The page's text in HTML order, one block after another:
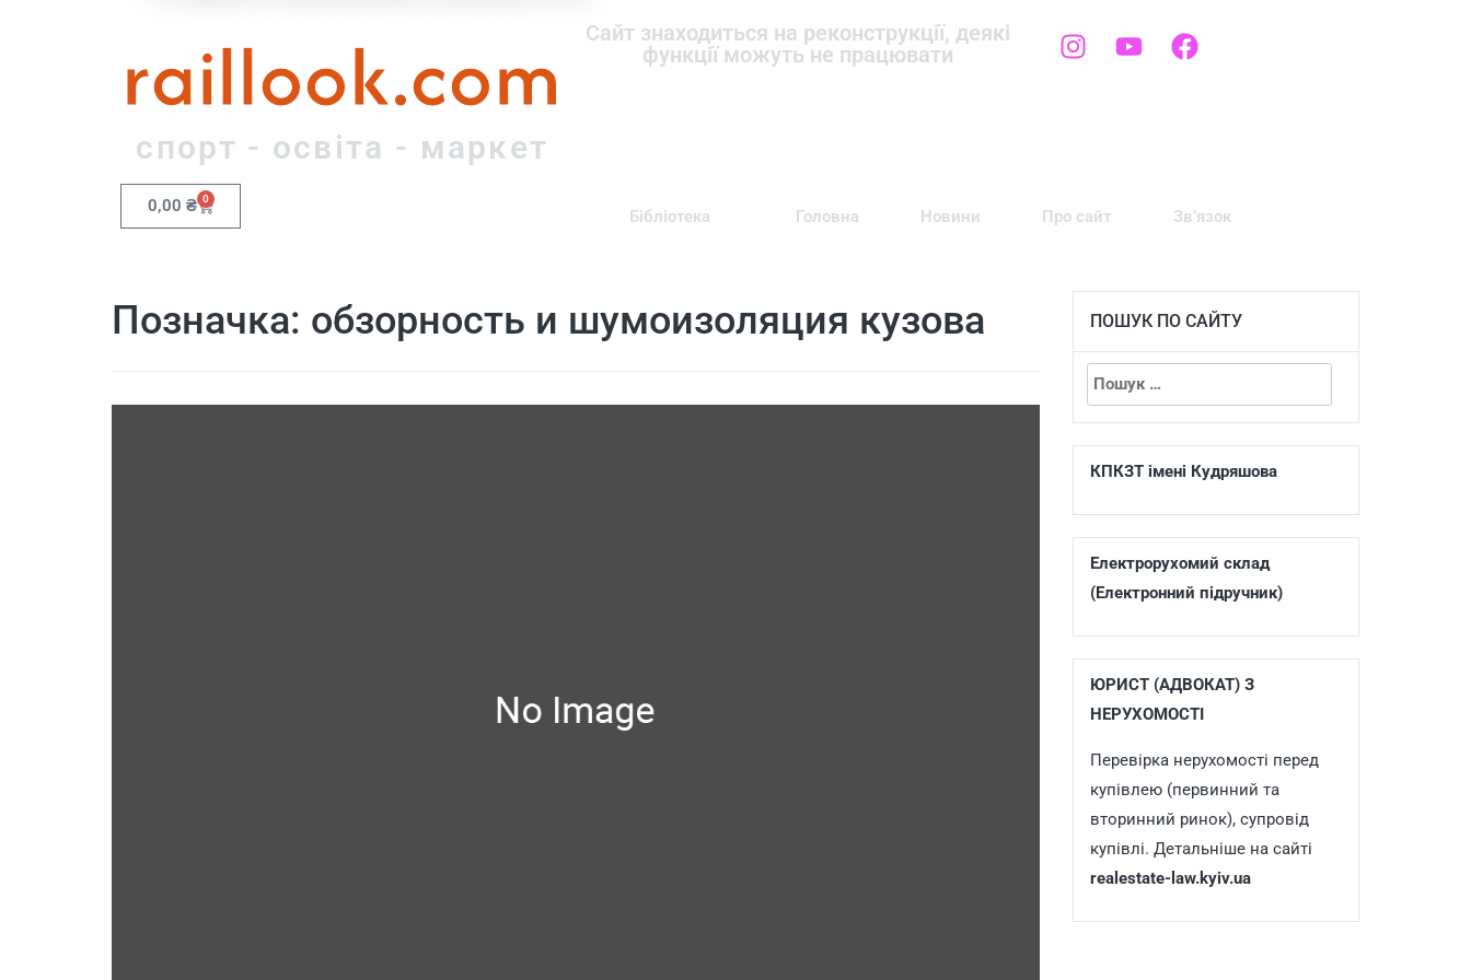
raillook.com
спорт - освіта - маркет
Сайт знаходиться на реконструкції, деякі
функції можуть не працювати
0,00 ₴ 0
Бібліотека Головна Новини Про сайт Зв’язок
Позначка: обзорность и шумоизоляция кузова ПОШУК ПО САЙТУ
КПКЗТ імені Кудряшова
Електрорухомий склад
(Електронний підручник)
ЮРИСТ (АДВОКАТ) З
НЕРУХОМОСТІ
Перевірка нерухомості перед
купівлею (первинний та
вторинний ринок), супровід
купівлі. Детальніше на сайті
realestate-law.kyiv.ua